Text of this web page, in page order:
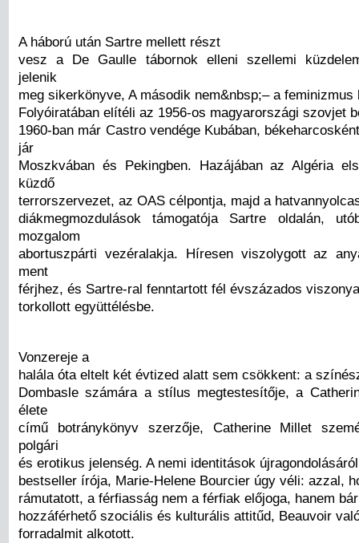
A háború után Sartre mellett részt
vesz a De Gaulle tábornok elleni szellemi
jelenik
meg sikerkönyve, A második nem&nbsp;– a feminizmus
Folyóiratában elítéli az 1956-os magyarországi szovjet
1960-ban már Castro vendége Kubában,
jár
Moszkvában és Pekingben. Hazájában az Algéria
küzdő
terrorszervezet, az OAS célpontja, majd a
diákmegmozdulások támogatója Sartre oldalán,
mozgalom
abortuszpárti vezéralakja. Híresen viszolygott az
ment
férjhez, és Sartre-ral fenntartott fél évszázados
torkollott együttélésbe.
Vonzereje a
halála óta eltelt két évtized alatt sem csökkent: a
Dombasle számára a stílus megtestesítője, a
élete
című botránykönyv szerzője, Catherine Millet
polgári
és erotikus jelenség. A nemi identitások
bestseller írója, Marie-Helene Bourcier úgy véli: azzal,
rámutatott, a férfiasság nem a férfiak előjoga, hanem
hozzáférhető szociális és kulturális attitűd, Beauvoir
forradalmit alkotott.